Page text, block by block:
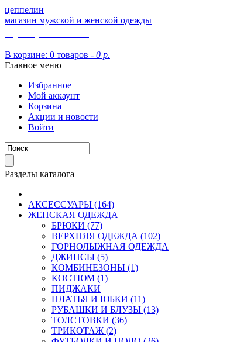
цеппелин
магазин мужской и женской одежды
В корзине: 0 товаров - 0 р.
Главное меню
Избранное
Мой аккаунт
Корзина
Акции и новости
Войти
Разделы каталога
АКСЕССУАРЫ (164)
ЖЕНСКАЯ ОДЕЖДА
БРЮКИ (77)
ВЕРХНЯЯ ОДЕЖДА (102)
ГОРНОЛЫЖНАЯ ОДЕЖДА
ДЖИНСЫ (5)
КОМБИНЕЗОНЫ (1)
КОСТЮМ (1)
ПИДЖАКИ
ПЛАТЬЯ И ЮБКИ (11)
РУБАШКИ И БЛУЗЫ (13)
ТОЛСТОВКИ (36)
ТРИКОТАЖ (2)